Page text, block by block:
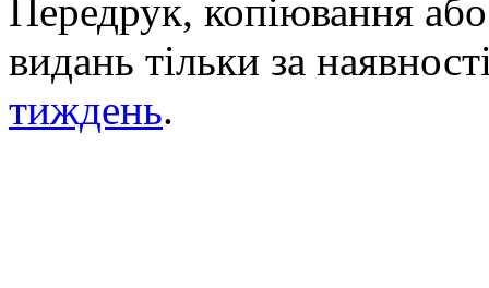
Передрук, копіювання
видань тільки за
тиждень.